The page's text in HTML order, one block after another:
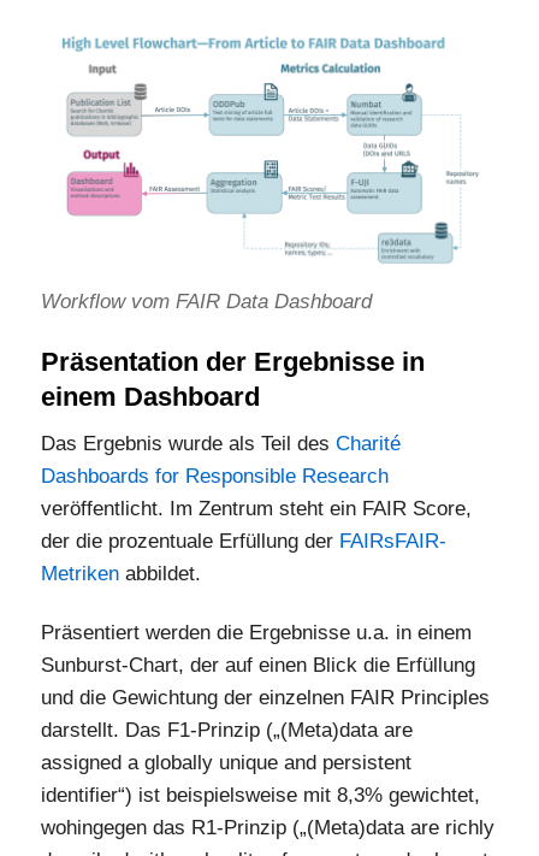
Workflow vom FAIR Data Dashboard
Präsentation der Ergebnisse in
einem Dashboard
Das Ergebnis wurde als Teil desCharité
Dashboards for Responsible Research
veröffentlicht. Im Zentrum steht ein FAIR Score,
der die prozentuale Erfüllung der FAIRsFAIR-
Metriken abbildet.
Präsentiert werden die Ergebnisse u.a. in einem
Sunburst-Chart, der auf einen Blick die Erfüllung
und die Gewichtung der einzelnen FAIR Principles
darstellt. Das F1-Prinzip („(Meta)data are
assigned a globally unique and persistent
identifier“) ist beispielsweise mit 8,3% gewichtet,
wohingegen das R1-Prinzip („(Meta)data are richly